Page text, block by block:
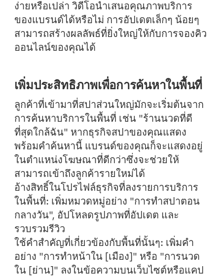
ง่ายหรือเปล่า วิดีโอนำเสนอคุณภาพบริการ
ของแบรนด์ได้หรือไม่ การอัปเดตเล็กๆ น้อยๆ
สามารถสร้างผลลัพธ์ที่ยิ่งใหญ่ให้กับการจองคิว
ออนไลน์ของคุณได้
เพิ่มประสิทธิภาพเพื่อการค้นหาในพื้นที่
ลูกค้าที่เข้ามาที่สปาส่วนใหญ่มักจะเริ่มต้นจาก
การค้นหาบริการในพื้นที่ เช่น "ร้านนวดที่ดี
ที่สุดใกล้ฉัน" หากธุรกิจสปาของคุณแสดง
พร้อมคำค้นหานี้ แบรนด์ของคุณก็จะแสดงอยู่
ในตำแหน่งโฆษณาที่ดีกว่าซึ่งจะช่วยให้
สามารถเข้าถึงลูกค้ารายใหม่ได้
อ้างสิทธิ์ในโปรไฟล์ธุรกิจที่ลงรายการบริการ
ในพื้นที่: เพิ่มหมวดหมู่อย่าง "การทำสปาตอน
กลางวัน", อัปโหลดรูปภาพที่อัปเดต และ
รวบรวมรีวิว
ใช้คำสำคัญที่เกี่ยวข้องกับพื้นที่นั้นๆ: เพิ่มคำ
อย่าง "การทำหน้าใน [เมือง]" หรือ "การนวด
ใน [ย่าน]" ลงในข้อความบนเว็บไซต์หรือแคป